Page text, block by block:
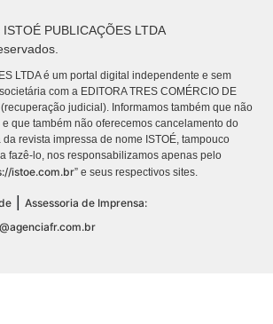
PUBLICAÇÕES LTDA
LTDA é um portal digital independente e sem
com a EDITORA TRES COMÉRCIO DE
(recuperação judicial). Informamos também que não
que também não oferecemos cancelamento do
revista impressa de nome ISTOÉ, tampouco
fazê-lo, nos responsabilizamos apenas pelo
istoe.com.br” e seus respectivos sites.
Assessoria de Imprensa: